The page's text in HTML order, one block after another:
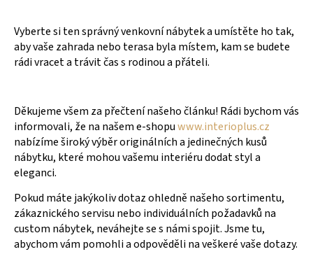
Vyberte si ten správný venkovní nábytek a umístěte ho tak,
aby vaše zahrada nebo terasa byla místem, kam se budete
rádi vracet a trávit čas s rodinou a přáteli.
Děkujeme všem za přečtení našeho článku! Rádi bychom vás
informovali, že na našem e-shopuwww.interioplus.cz
nabízíme široký výběr originálních a jedinečných kusů
nábytku, které mohou vašemu interiéru dodat styl a
eleganci.
Pokud máte jakýkoliv dotaz ohledně našeho sortimentu,
zákaznického servisu nebo individuálních požadavků na
custom nábytek, neváhejte se s námi spojit. Jsme tu,
abychom vám pomohli a odpověděli na veškeré vaše dotazy.